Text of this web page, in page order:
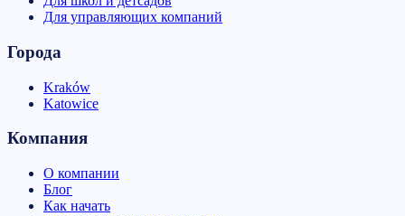
Для управляющих компаний
Города
Kraków
Katowice
Компания
О компании
Блог
Как начать